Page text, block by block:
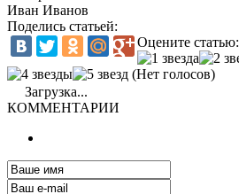
Иван Иванов
Поделись статьей:
Оцените статью:
(Нет голосов)
Загрузка...
КОММЕНТАРИИ